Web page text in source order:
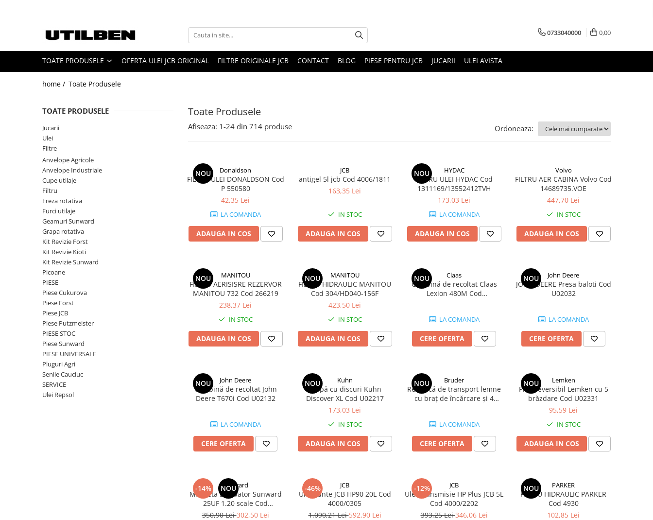
Toate Produsele
Jucarii
Furci utilaje
Ulei motor JCB
Ulei transmisie JCB
Ulei hidraulic JCB
Ulei punte JCB
Ulei AVISTA
FILTRU ULEI JCB
FILTRU AER JCB
FILTRU HIDRAULIC JCB
FILTRU COMBUSTIBIL JCB
IMPLEMENTE AGRICOLE
Kit Revizie Sunward
Kit Revizie Forst
Anvelope Industriale
Senile Cauciuc
Geamuri Sunward
0733040000 0,00
TOATE PRODUSELE OFERTA ULEI JCB ORIGINAL FILTRE ORIGINALE JCB CONTACT BLOG PIESE PENTRU JCB JUCARII ULEI AVISTA
home / Toate Produsele
Toate Produsele
TOATE PRODUSELE
Jucarii
Ulei
Filtre
Anvelope Agricole
Anvelope Industriale
Cupe utilaje
Filtru
Freza rotativa
Furci utilaje
Geamuri Sunward
Grapa rotativa
Kit Revizie Forst
Kit Revizie Kioti
Kit Revizie Sunward
Picoane
PIESE
Piese Cukurova
Piese Forst
Piese JCB
Piese Putzmeister
PIESE STOC
Piese Sunward
PIESE UNIVERSALE
Pluguri Agri
Senile Cauciuc
SERVICE
Ulei Repsol
Afiseaza: 1-24 din 714 produse Ordoneaza:
NOU Donaldson
FILTRU ULEI DONALDSON Cod
P 550580
42,35 Lei
LA COMANDA
ADAUGA IN COS
JCB
antigel 5l jcb Cod 4006/1811
163,35 Lei
IN STOC
ADAUGA IN COS
NOU HYDAC
FILTRU ULEI HYDAC Cod
1311169/13552412TVH
173,03 Lei
LA COMANDA
ADAUGA IN COS
Volvo
FILTRU AER CABINA Volvo Cod
14689735.VOE
447,70 Lei
IN STOC
ADAUGA IN COS
NOU MANITOU
FILTRU AERISISRE REZERVOR
MANITOU 732 Cod 266219
238,37 Lei
IN STOC
ADAUGA IN COS
NOU MANITOU
FILTRU HIDRAULIC MANITOU
Cod 304/HD040-156F
423,50 Lei
IN STOC
ADAUGA IN COS
NOU Claas
Combină de recoltat Claas
Lexion 480M Cod
LA COMANDA
CERE OFERTA
NOU John Deere
JOHN DEERE Presa baloti Cod
U02032
LA COMANDA
CERE OFERTA
NOU John Deere
Combină de recoltat John
Deere T670i Cod U02132
LA COMANDA
CERE OFERTA
NOU Kuhn
Grapă cu discuri Kuhn
Discover XL Cod U02217
173,03 Lei
IN STOC
ADAUGA IN COS
NOU Bruder
Remorcă de transport lemne
cu braț de încărcare și 4
LA COMANDA
CERE OFERTA
NOU Lemken
Plug reversibil Lemken cu 5
brăzdare Cod U02331
95,59 Lei
IN STOC
ADAUGA IN COS
-14% NOU
Sunward
Macheta Excavator Sunward
25UF 1.20 scale Cod
MATMD25UF
350,90 Lei302,50 Lei
-46% JCB
Ulei Punte JCB HP90 20L Cod
4000/0305
1.090,21 Lei592,90 Lei
-12% JCB
Ulei Transmisie HP Plus JCB 5L
Cod 4000/2202
393,25 Lei346,06 Lei
NOU PARKER
FILTRU HIDRAULIC PARKER
Cod 4930
102,85 Lei